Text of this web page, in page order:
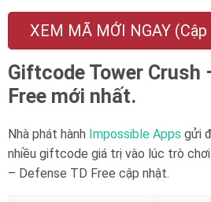
XEM MÃ MỚI NGAY
Giftcode Tower Crush
Free mới nhất.
Nhà phát hành Impossible Apps gửi
nhiều giftcode giá trị vào lúc trò
– Defense TD Free cập nhật.